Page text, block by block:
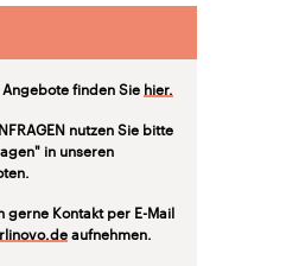
finden Sie hier.
nutzen Sie bitte
in unseren
gerne Kontakt per E-Mail
aufnehmen.